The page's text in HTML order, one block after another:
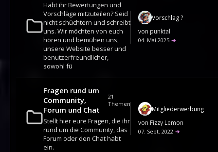
Habt ihr Bewertungen und
Vorschläge mitzuteilen? Seid
nicht schüchtern und schreibt
uns. Wir möchten von euch
hören und bemühen uns,
unsere Website besser und
benutzerfreundlicher,
sowohl fü
Vorschlag ?
von punktal
04. Mai 2025 ➔
Fragen rund um
Community,
Forum und Chat
21
Themen
Stellt hier eure Fragen, die ihr
rund um die Community, das
Forum oder den Chat habt
ein.
Mitgliederwerbung
von Fizzy Lemon
07. Sept. 2022 ➔